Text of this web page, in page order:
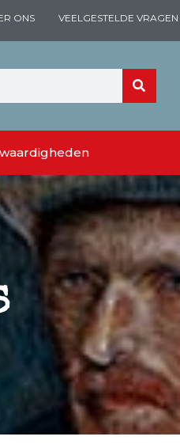
ONS VEELGESTELDE VRAGEN